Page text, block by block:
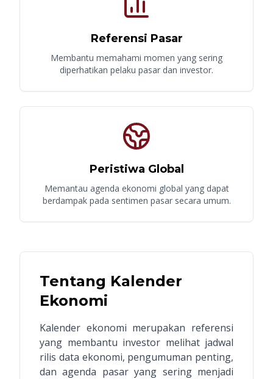
Referensi Pasar
Membantu memahami momen yang sering
diperhatikan pelaku pasar dan investor.
Peristiwa Global
Memantau agenda ekonomi global yang dapat
berdampak pada sentimen pasar secara umum.
Tentang Kalender
Ekonomi
Kalender ekonomi merupakan referensi
yang membantu investor melihat jadwal
rilis data ekonomi, pengumuman penting,
dan agenda pasar yang sering menjadi